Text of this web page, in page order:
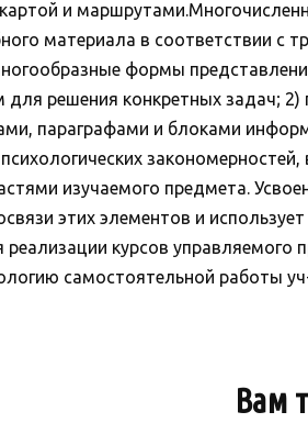
и
материала в соответствии с
формы
для решения конкретных задач;
параграфами и блоками
психологических
изучаемого предмета.
этих элементов и
курсов
самостоятельной работы
Вам